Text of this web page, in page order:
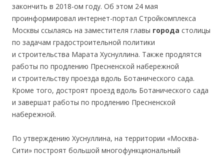
закончить в 2018-ом году. Об этом 24 мая
проинформировал интернет-портал Стройкомплекса
Москвы ссылаясь на заместителя главы города столицы
по задачам градостроительной политики
и строительства Марата Хуснуллина. Также продлятся
работы по продлению Пресненской набережной
и строительству проезда вдоль Ботанического сада.
Кроме того, достроят проезд вдоль Ботанического сада
и завершат работы по продлению Пресненской
набережной.
По утверждению Хуснуллина, на территории «Москва-
Сити» построят большой многофункциональный